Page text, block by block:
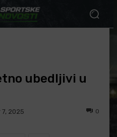
ubedljivi u
2025 0